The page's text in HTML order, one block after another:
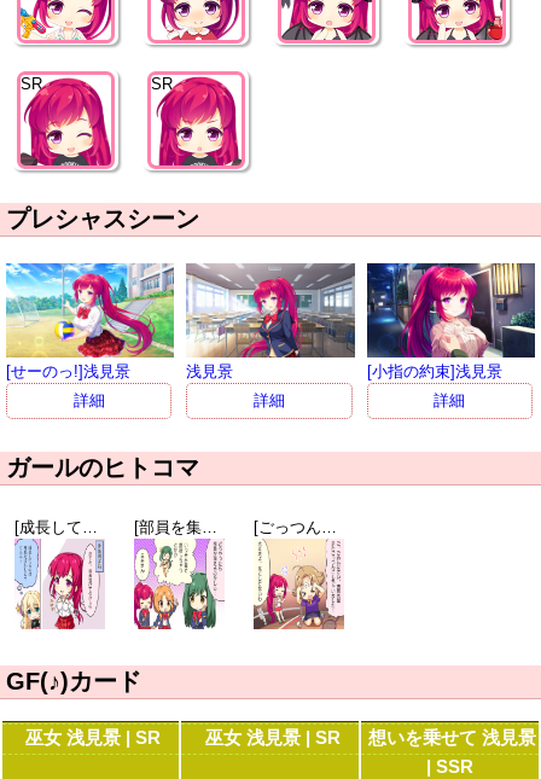
SR SR
プレシャスシーン
[せーのっ!]浅見景
詳細
浅見景
詳細
[小指の約束]浅見景
詳細
ガールのヒトコマ
[成長してるのは…]浅見景 [部員を集める方法]九重忍 [ごっつんこ]成瀬まなみ
GF(♪)カード
巫女 浅見景 | SR 巫女 浅見景 | SR
想いを乗せて 浅見景
| SSR